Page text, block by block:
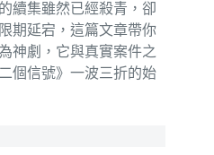
續集雖然已經殺青，卻
期延宕，這篇文章帶你
神劇，它與真實案件之
個信號》一波三折的始